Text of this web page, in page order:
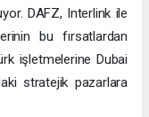
DAFZ, Interlink ile
bu fırsatlardan
işletmelerine Dubai
stratejik pazarlara